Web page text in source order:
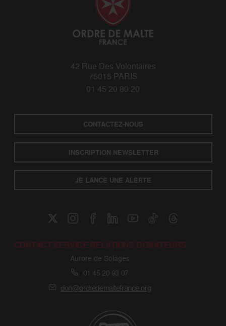
42 Rue Des Volontaires
75015 PARIS
01 45 20 80 20
CONTACTEZ-NOUS
INSCRIPTION NEWSLETTER
JE LANCE UNE ALERTE
CONTACT SERVICE RELATIONS DONATEURS
Aurore de Solages
01 45 20 93 07
don@ordredemaltefrance.org